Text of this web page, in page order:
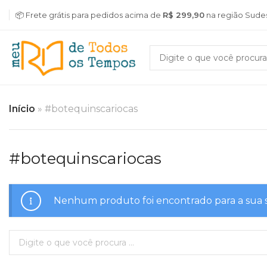
📦 Frete grátis para pedidos acima de R$ 299,90 na região
Início » #botequinscariocas
#botequinscariocas
Nenhum produto foi encontrado para a sua